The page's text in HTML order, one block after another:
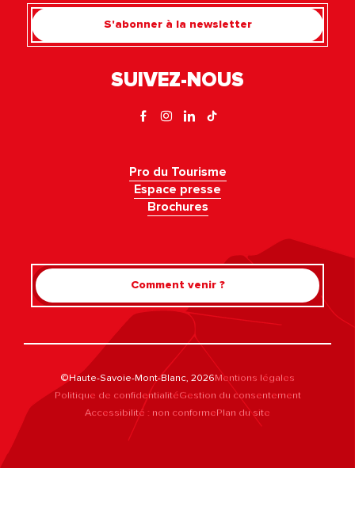
S'abonner à la newsletter
SUIVEZ-NOUS
Pro du Tourisme
Espace presse
Brochures
Comment venir ?
©Haute-Savoie-Mont-Blanc, 2026Mentions légales
Politique de confidentialitéGestion du consentement
Accessibilité : non conformePlan du site